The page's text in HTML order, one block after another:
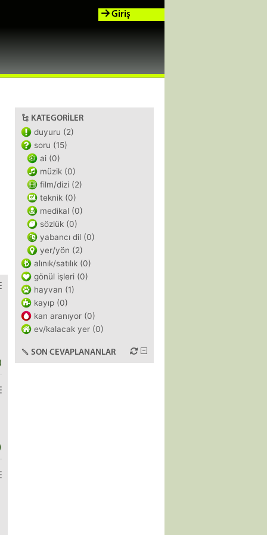
Giriş
KATEGORILER
duyuru (2)
soru (15)
ai (0)
müzik (0)
film/dizi (2)
teknik (0)
medikal (0)
sözlük (0)
yabancı dil (0)
yer/yön (2)
alınık/satılık (0)
gönül işleri (0)
hayvan (1)
kayıp (0)
kan aranıyor (0)
ev/kalacak yer (0)
SON CEVAPLANANLAR